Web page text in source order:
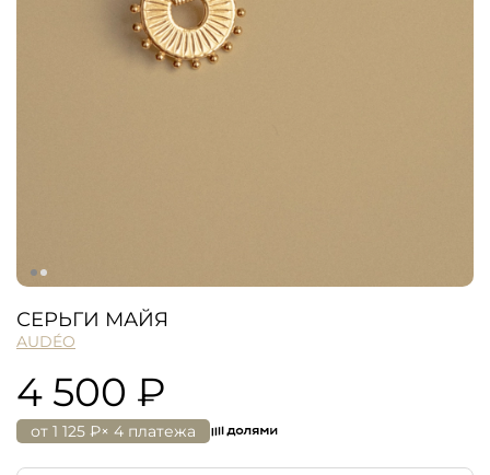
СЕРЬГИ МАЙЯ
AUDÉO
4 500 ₽
от 1 125 ₽× 4 платежа